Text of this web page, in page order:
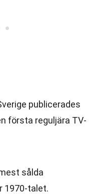
publicerades
första reguljära TV-
sålda
1970-talet.